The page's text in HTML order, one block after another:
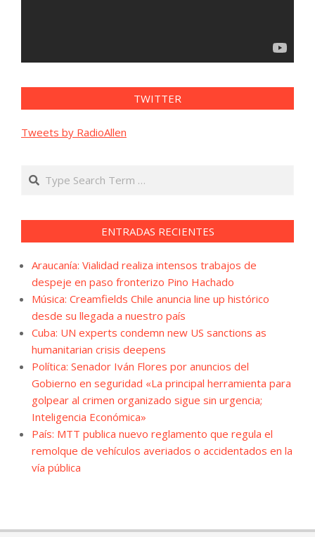
TWITTER
Tweets by RadioAllen
Search
ENTRADAS RECIENTES
Araucanía: Vialidad realiza intensos trabajos de
despeje en paso fronterizo Pino Hachado
Música: Creamfields Chile anuncia line up histórico
desde su llegada a nuestro país
Cuba: UN experts condemn new US sanctions as
humanitarian crisis deepens
Política: Senador Iván Flores por anuncios del
Gobierno en seguridad «La principal herramienta para
golpear al crimen organizado sigue sin urgencia;
Inteligencia Económica»
País: MTT publica nuevo reglamento que regula el
remolque de vehículos averiados o accidentados en la
vía pública